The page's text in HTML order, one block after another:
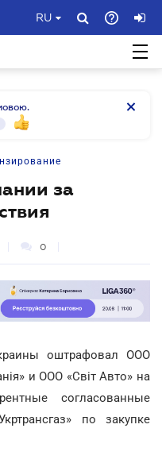
RU
за
0
оштрафовал ООО
и ООО «Світ Авто» на
согласованные
по закупке